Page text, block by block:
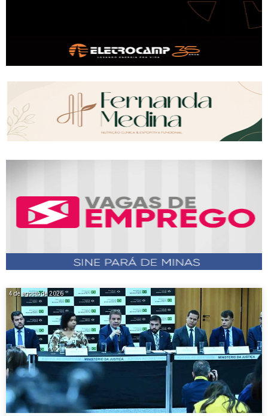
4 de agosto de 2026